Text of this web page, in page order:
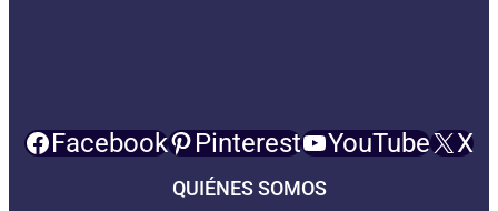
Facebook Pinterest YouTube X
QUIÉNES SOMOS